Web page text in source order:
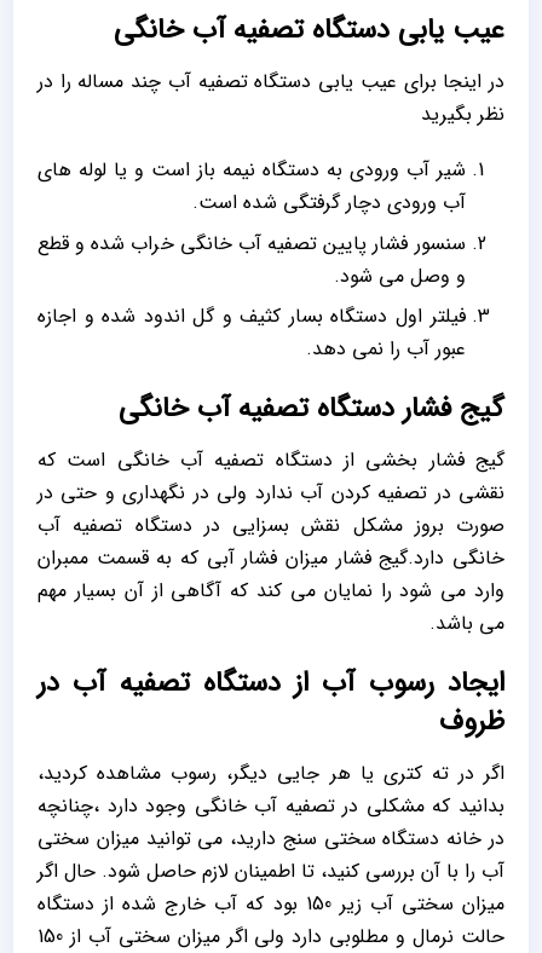
عیب یابی دستگاه تصفیه آب خانگی
در اینجا برای عیب یابی دستگاه تصفیه آب چند مساله را در
نظر بگیرید
شیر آب ورودی به دستگاه نیمه باز است و یا لوله های
آب ورودی دچار گرفتگی شده است.
سنسور فشار پایین تصفیه آب خانگی خراب شده و قطع
و وصل می شود.
فیلتر اول دستگاه بسار کثیف و گل اندود شده و اجازه
عبور آب را نمی دهد.
گیج فشار دستگاه تصفیه آب خانگی
گیج فشار بخشی از دستگاه تصفیه آب خانگی است که
نقشی در تصفیه کردن آب ندارد ولی در نگهداری و حتی در
صورت بروز مشکل نقش بسزایی در دستگاه تصفیه آب
خانگی دارد.گیج فشار میزان فشار آبی که به قسمت ممبران
وارد می شود را نمایان می کند که آگاهی از آن بسیار مهم
می باشد.
ایجاد رسوب آب از دستگاه تصفیه آب در
ظروف
اگر در ته کتری یا هر جایی دیگر، رسوب مشاهده کردید،
بدانید که مشکلی در تصفیه آب خانگی وجود دارد ،چنانچه
در خانه دستگاه سختی سنج دارید، می توانید میزان سختی
آب را با آن بررسی کنید، تا اطمینان لازم حاصل شود. حال اگر
میزان سختی آب زیر 150 بود که آب خارج شده از دستگاه
حالت نرمال و مطلوبی دارد ولی اگر میزان سختی آب از 150